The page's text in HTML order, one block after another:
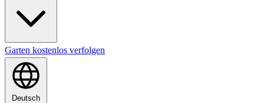
Garten kostenlos verfolgen
Deutsch